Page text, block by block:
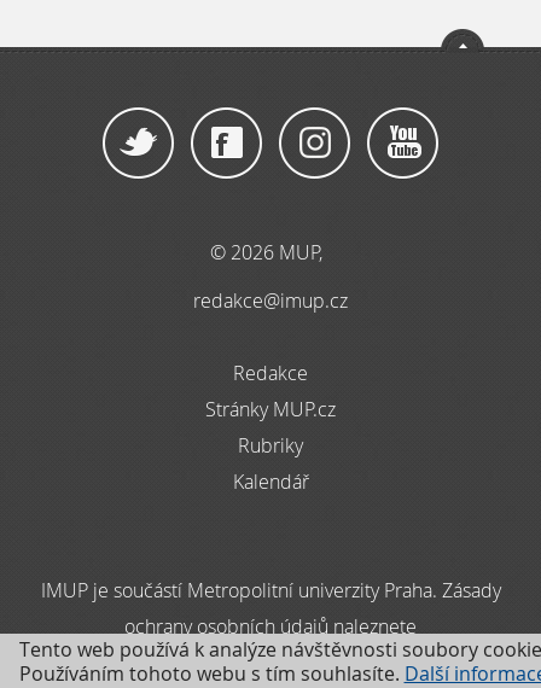
© 2026 MUP,
redakce@imup.cz
Redakce
Stránky MUP.cz
Rubriky
Kalendář
IMUP je součástí Metropolitní univerzity Praha. Zásady
ochrany osobních údajů naleznete
zde
Tento web používá k analýze návštěvnosti soubory
Používáním tohoto webu s tím souhlasíte. Další